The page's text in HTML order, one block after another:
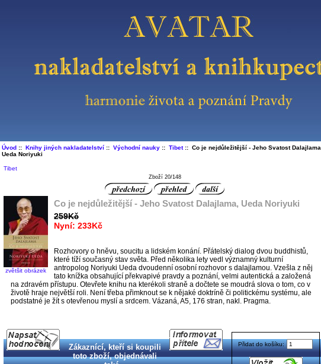
Úvod:: Knihy jiných nakladatelství:: Východní nauky:: Tibet:: Co je nejdůležitější - Jeho Svatost Dalajlama,
Ueda Noriyuki
Tibet
Zboží 20/148
zvětšit obrázek
Co je nejdůležitější - Jeho Svatost Dalajlama, Ueda Noriyuki
259Kč
Nyní: 233Kč
Rozhovory o hněvu, soucitu a lidském konání. Přátelský dialog dvou buddhistů,
které tíží současný stav světa. Před několika lety vedl významný kulturní
antropolog Noriyuki Ueda dvoudenní osobní rozhovor s dalajlamou. Vzešla z něj
tato knížka obsahující překvapivé pravdy a poznání, velmi autentická a založená
na zdravém přístupu. Otevřete knihu na kterékoli straně a dočtete se moudrá slova o tom, co v
životě hraje největší roli. Není třeba přimknout se k nějaké doktríně či politickému systému, ale
podstatné je žít s otevřenou myslí a srdcem. Vázaná, A5, 176 stran, nakl. Pragma.
Přidat do košíku:
Zákaznící, kteří si koupili
toto zboží, objednávali